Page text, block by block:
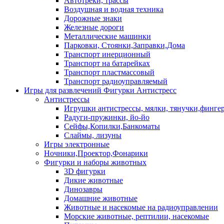
Воздушная и водная техника
Дорожные знаки
Железные дороги
Металлические машинки
Парковки, Стоянки,Заправки,Дома
Транспорт инерционный
Транспорт на батарейках
Транспорт пластмассовый
Транспорт радиоуправляемый
Игры для развлечений Фигурки Антистресс
Антистрессы
Игрушки антистрессы, мялки,
Радуги-пружинки, йо-йо
Сейфы,Копилки,Банкоматы
Слаймы, лизуны
Игры электронные
Ночники,Проектор,Фонарики
Фигурки и наборы животных
3D фигурки
Дикие животные
Динозавры
Домашние животные
Животные и насекомые на радиоуправлении
Морские животные, рептилии, насекомые